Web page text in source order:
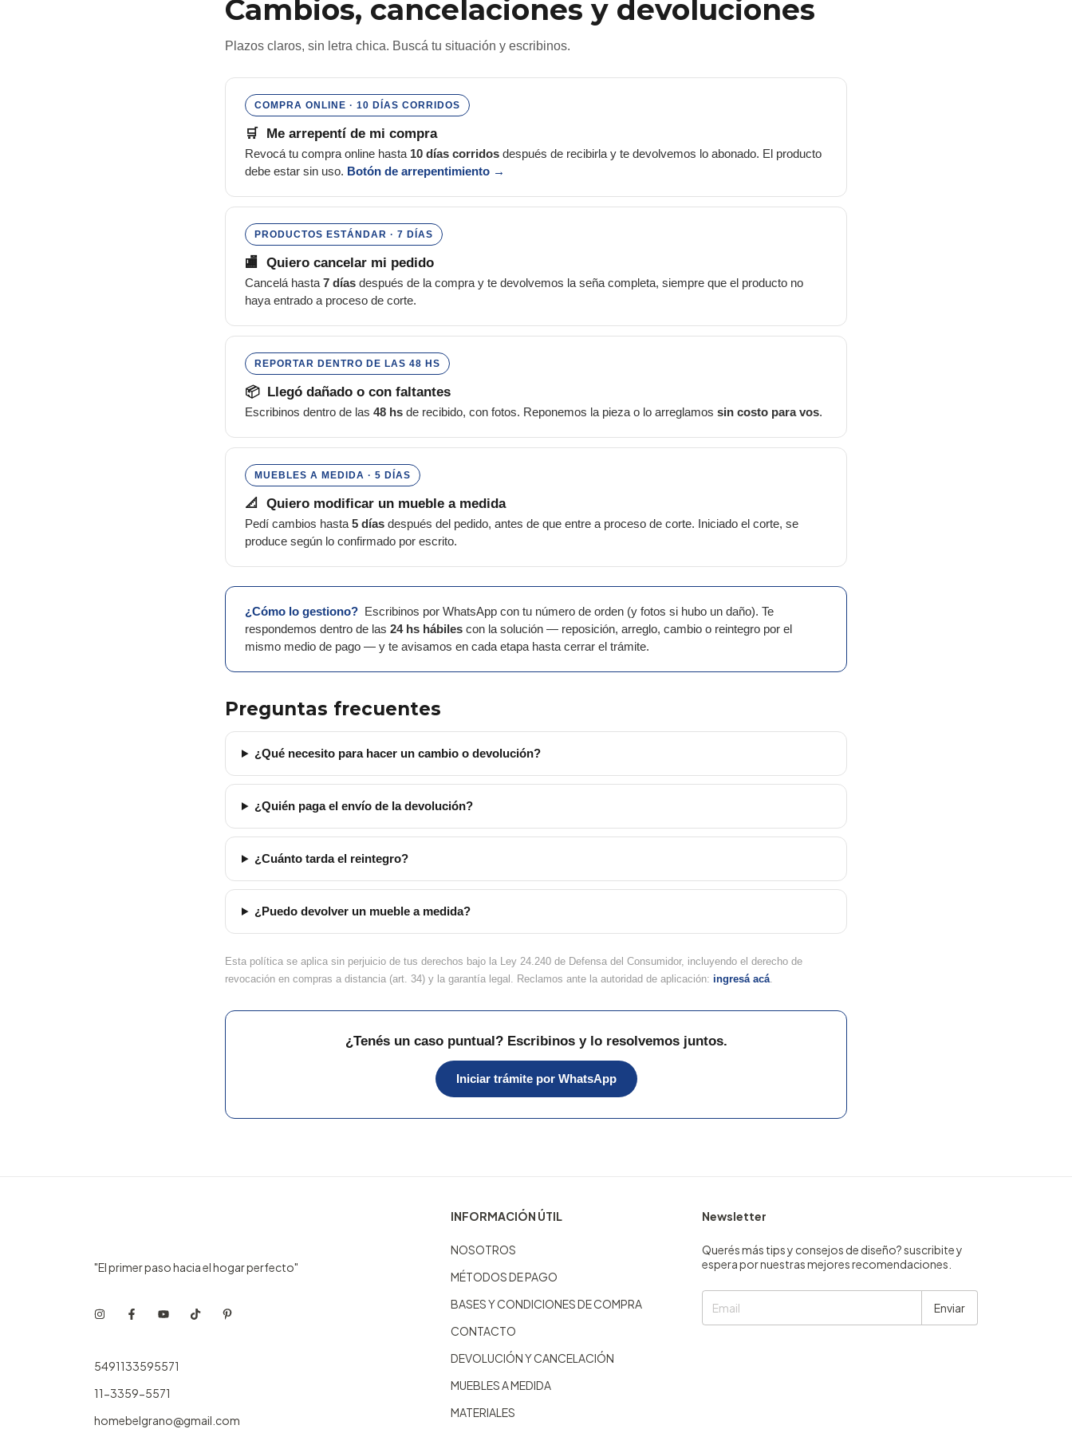
Cambios, cancelaciones y devoluciones
Plazos claros, sin letra chica. Buscá tu situación y escribinos.
COMPRA ONLINE · 10 DÍAS CORRIDOS
🛒 Me arrepentí de mi compra
Revocá tu compra online hasta 10 días corridos después de recibirla y te devolvemos lo abonado. El producto
debe estar sin uso. Botón de arrepentimiento →
PRODUCTOS ESTÁNDAR · 7 DÍAS
🏬 Quiero cancelar mi pedido
Cancelá hasta 7 días después de la compra y te devolvemos la seña completa, siempre que el producto no
haya entrado a proceso de corte.
REPORTAR DENTRO DE LAS 48 HS
📦 Llegó dañado o con faltantes
Escribinos dentro de las 48 hs de recibido, con fotos. Reponemos la pieza o lo arreglamos sin costo para vos.
MUEBLES A MEDIDA · 5 DÍAS
📐 Quiero modificar un mueble a medida
Pedí cambios hasta 5 días después del pedido, antes de que entre a proceso de corte. Iniciado el corte, se
produce según lo confirmado por escrito.
¿Cómo lo gestiono? Escribinos por WhatsApp con tu número de orden (y fotos si hubo un daño). Te
respondemos dentro de las 24 hs hábiles con la solución — reposición, arreglo, cambio o reintegro por el
mismo medio de pago — y te avisamos en cada etapa hasta cerrar el trámite.
Preguntas frecuentes
¿Qué necesito para hacer un cambio o devolución?
¿Quién paga el envío de la devolución?
¿Cuánto tarda el reintegro?
¿Puedo devolver un mueble a medida?
Esta política se aplica sin perjuicio de tus derechos bajo la Ley 24.240 de Defensa del Consumidor, incluyendo el derecho de
revocación en compras a distancia (art. 34) y la garantía legal. Reclamos ante la autoridad de aplicación: ingresá acá.
¿Tenés un caso puntual? Escribinos y lo resolvemos juntos.
Iniciar trámite por WhatsApp
"El primer paso hacia el hogar perfecto"
5491133595571
11-3359-5571
homebelgrano@gmail.com
INFORMACIÓN ÚTIL
NOSOTROS
MÉTODOS DE PAGO
BASES Y CONDICIONES DE COMPRA
CONTACTO
DEVOLUCIÓN Y CANCELACIÓN
MUEBLES A MEDIDA
MATERIALES
Newsletter
Querés más tips y consejos de diseño? suscribite y
espera por nuestras mejores recomendaciones.